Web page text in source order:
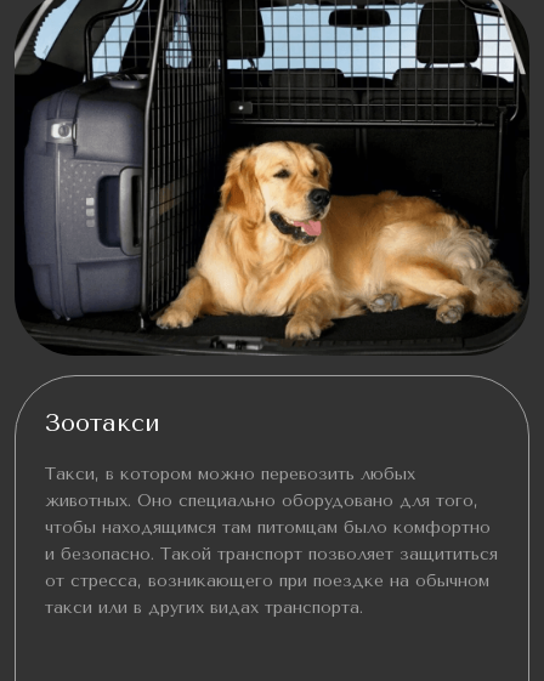
Зоотакси
Такси, в котором можно перевозить любых
животных. Оно специально оборудовано для того,
чтобы находящимся там питомцам было комфортно
и безопасно. Такой транспорт позволяет защититься
от стресса, возникающего при поездке на обычном
такси или в других видах транспорта.